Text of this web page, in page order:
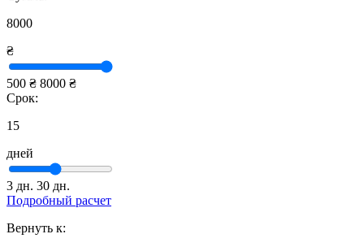
8000
₴
500 ₴ 8000 ₴
Срок:
15
дней
3 дн. 30 дн.
Подробный расчет
Вернуть к: